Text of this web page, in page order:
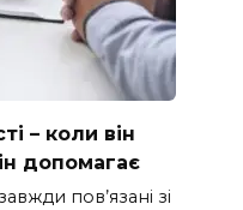
– коли він
допомагає
пов’язані зі